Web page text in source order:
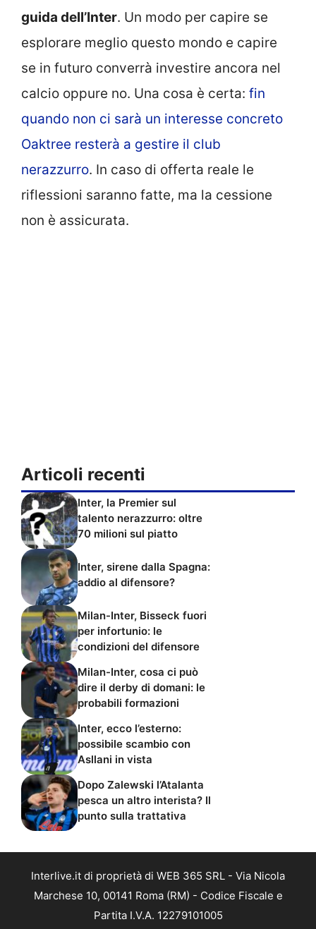
guida dell’Inter. Un modo per capire se
esplorare meglio questo mondo e capire
se in futuro converrà investire ancora nel
calcio oppure no. Una cosa è certa: fin
quando non ci sarà un interesse concreto
Oaktree resterà a gestire il club
nerazzurro. In caso di offerta reale le
riflessioni saranno fatte, ma la cessione
non è assicurata.
Articoli recenti
Inter, la Premier sul
talento nerazzurro: oltre
70 milioni sul piatto
Inter, sirene dalla Spagna:
addio al difensore?
Milan-Inter, Bisseck fuori
per infortunio: le
condizioni del difensore
Milan-Inter, cosa ci può
dire il derby di domani: le
probabili formazioni
Inter, ecco l’esterno:
possibile scambio con
Asllani in vista
Dopo Zalewski l’Atalanta
pesca un altro interista? Il
punto sulla trattativa
Interlive.it di proprietà di WEB 365 SRL - Via Nicola
Marchese 10, 00141 Roma (RM) - Codice Fiscale e
Partita I.V.A. 12279101005